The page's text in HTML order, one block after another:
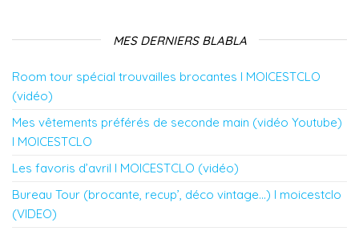
MES DERNIERS BLABLA
Room tour spécial trouvailles brocantes l MOICESTCLO
(vidéo)
Mes vêtements préférés de seconde main (vidéo Youtube)
l MOICESTCLO
Les favoris d’avril l MOICESTCLO (vidéo)
Bureau Tour (brocante, recup’, déco vintage…) l moicestclo
(VIDEO)